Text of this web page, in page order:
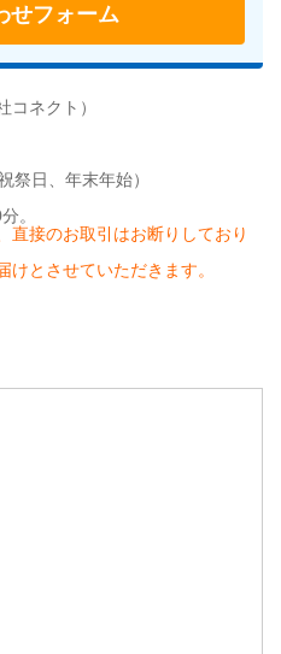
せフォーム
ネクト）
日、年末年始）
。
接のお取引はお断りしており
とさせていただきます。